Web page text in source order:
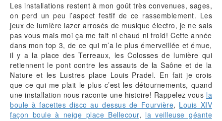
Les installations restent à mon goût très convenues, sages,
on perd un peu l’aspect festif de ce rassemblement. Les
jeux de lumière lazer arrosés de musique électro, je ne sais
pas vous mais moi ça me fait ni chaud ni froid! Cette année
dans mon top 3, de ce qui m’a le plus émerveillée et émue,
il y a la place des Terreaux, les Colosses de lumière qui
retiennent le pont contre les assauts de la Saône et de la
Nature et les Lustres place Louis Pradel. En fait je crois
que ce qui me plait le plus c’est les détournements, quand
une installation nous raconte une histoire! Rappelez vous la
boule à facettes disco au dessus de Fourvière, Louis XIV
façon boule à neige place Bellecour, la veilleuse géante